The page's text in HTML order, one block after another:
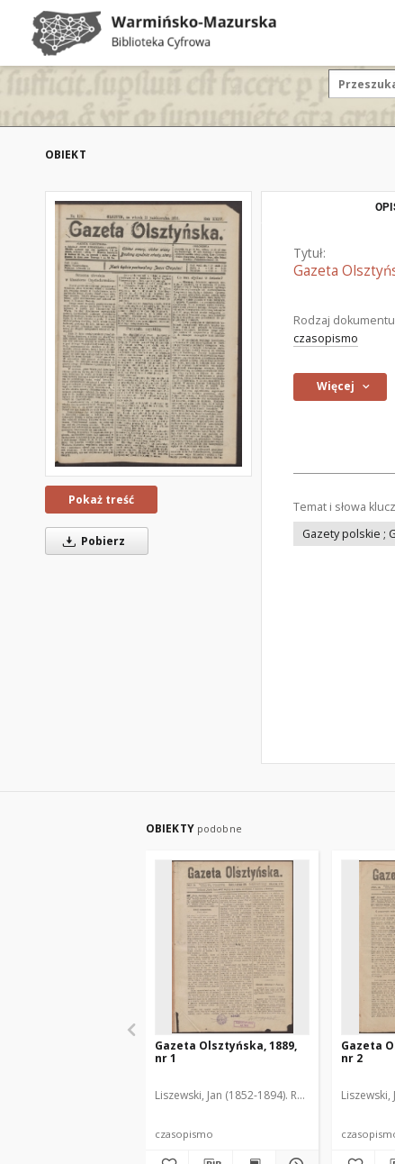
OBIEKT
Pokaż treść
Pobierz
Tytuł:
Gazeta
Rodzaj
czasopismo
Więcej
Temat i słowa
Gazety polskie ;
OBIEKTY podobne
Gazeta Olsztyńska, 1889,
nr 1
Liszewski, Jan (1852-1894). Red.
czasopismo
Gazeta
nr 2
Liszewski,